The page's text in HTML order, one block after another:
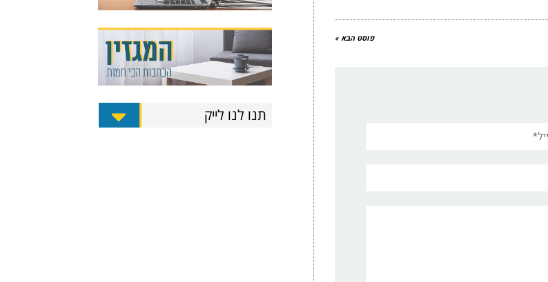
פוסט הבא »
תנו לנו לייק